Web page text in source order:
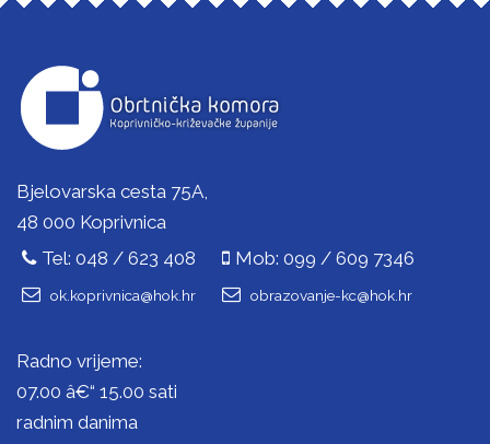
Bjelovarska cesta 75A,
48 000 Koprivnica
Tel: 048 / 623 408
Mob: 099 / 609 7346
ok.koprivnica@hok.hr obrazovanje-kc@hok.hr
Radno vrijeme:
07.00 â€“ 15.00 sati
radnim danima